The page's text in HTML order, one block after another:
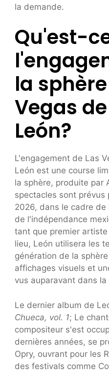
la demande.
Qu'est-
la
Vegas
León?
L'engagement de Las
León est une course
la sphère, produite par
spectacles sont prévus
2026, dans le cadre
de l'indépendance
tant que premier
lieu, León utilisera les
génération de la
affichages visuels et
vus auparavant dans
Le dernier album de
Chueca, vol. 1; Le
compositeur s'est
dernières années, se
Opry, ouvrant pour les
des festivals comme